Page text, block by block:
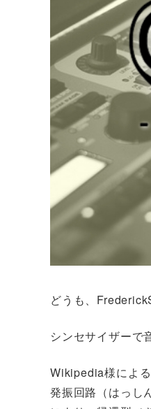
どうも、
シンセサイザーで
Wikipedia様によ
発振回路（はっし